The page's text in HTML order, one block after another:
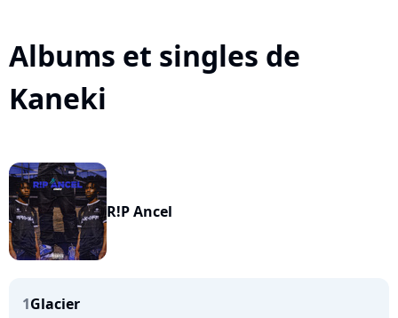
Albums et singles de
Kaneki
R!P Ancel
1Glacier